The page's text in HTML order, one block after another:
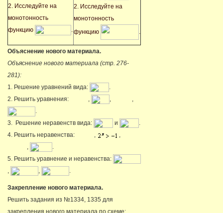
2. Исследуйте на
монотонность
функцию
.
2. Исследуйте на
монотонность
функцию
.
Объяснение нового материала.
Объяснение нового материала (стр. 276-
281):
1. Решение уравнений вида:
.
2. Решить уравнения:
, ,
,
.
3. Решение неравенств вида:
и
.
4. Решить неравенства:
,
,
,
.
5. Решить уравнение и неравенства:
,
, .
Закрепление нового материала.
Решить задания из №1334, 1335 для
закрепления нового материала по схеме: